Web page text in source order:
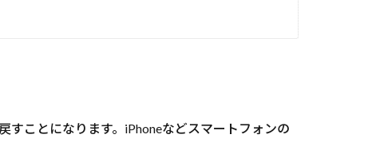
ことになります。iPhoneなどスマートフォンの